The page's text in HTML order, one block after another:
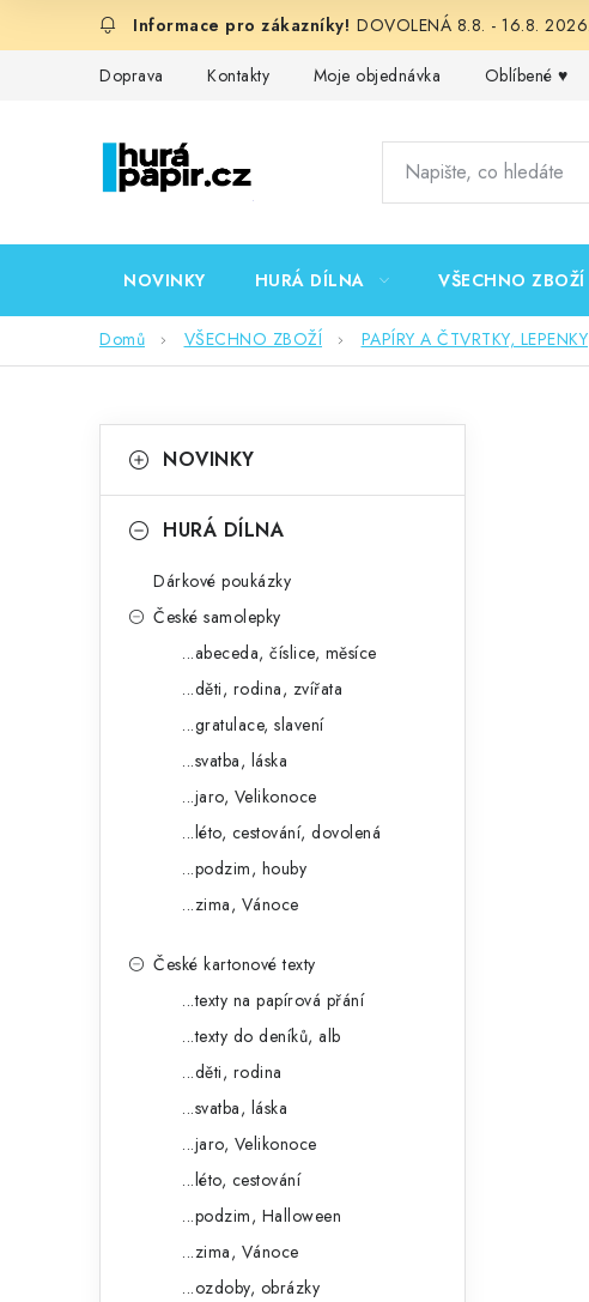
DOVOLENÁ 8.8. - 16.8.
Doprava Kontakty Moje objednávka Oblíbené ♥️
NOVINKY HURÁ DÍLNA VŠECHNO ZBOŽÍ
Domů VŠECHNO ZBOŽÍ PAPÍRY A ČTVRTKY, LEPENKY
okategorie
a
NOVINKY
HURÁ DÍLNA
Dárkové poukázky
České samolepky
...abeceda, číslice, měsíce
...děti, rodina, zvířata
...gratulace, slavení
...svatba, láska
...jaro, Velikonoce
...léto, cestování, dovolená
...podzim, houby
...zima, Vánoce
České kartonové texty
...texty na papírová přání
...texty do deníků, alb
...děti, rodina
...svatba, láska
...jaro, Velikonoce
...léto, cestování
...podzim, Halloween
...zima, Vánoce
...ozdoby, obrázky